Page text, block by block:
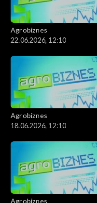
Agrobiznes
22.06.2026, 12:10
Agrobiznes
18.06.2026, 12:10
Agrobiznes